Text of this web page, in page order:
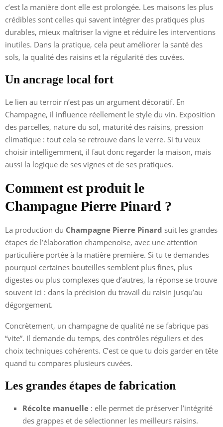
c’est la manière dont elle est prolongée. Les maisons les plus
crédibles sont celles qui savent intégrer des pratiques plus
durables, mieux maîtriser la vigne et réduire les interventions
inutiles. Dans la pratique, cela peut améliorer la santé des
sols, la qualité des raisins et la régularité des cuvées.
Un ancrage local fort
Le lien au terroir n’est pas un argument décoratif. En
Champagne, il influence réellement le style du vin. Exposition
des parcelles, nature du sol, maturité des raisins, pression
climatique : tout cela se retrouve dans le verre. Si tu veux
choisir intelligemment, il faut donc regarder la maison, mais
aussi la logique de ses vignes et de ses pratiques.
Comment est produit le
Champagne Pierre Pinard ?
La production du Champagne Pierre Pinard suit les grandes
étapes de l’élaboration champenoise, avec une attention
particulière portée à la matière première. Si tu te demandes
pourquoi certaines bouteilles semblent plus fines, plus
digestes ou plus complexes que d’autres, la réponse se trouve
souvent ici : dans la précision du travail du raisin jusqu’au
dégorgement.
Concrètement, un champagne de qualité ne se fabrique pas
“vite”. Il demande du temps, des contrôles réguliers et des
choix techniques cohérents. C’est ce que tu dois garder en tête
quand tu compares plusieurs cuvées.
Les grandes étapes de fabrication
Récolte manuelle : elle permet de préserver l’intégrité
des grappes et de sélectionner les meilleurs raisins.